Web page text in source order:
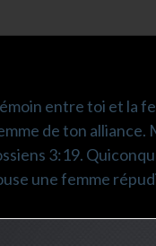
entre toi et la
de ton alliance.
3:19.
une femme